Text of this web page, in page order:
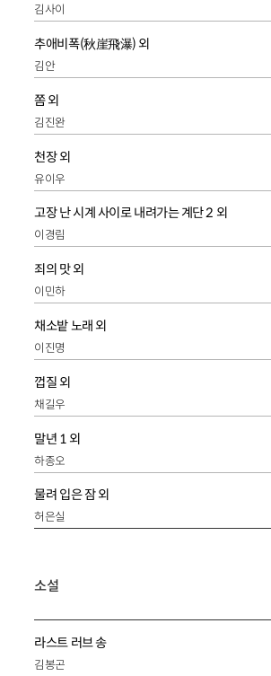
김사이
추애비폭(秋崖飛瀑) 외
김안
쫌 외
김진완
천장 외
유이우
고장 난 시계 사이로 내려가는 계단 2 외
이경림
죄의 맛 외
이민하
채소밭 노래 외
이진명
껍질 외
채길우
말년 1 외
하종오
물려 입은 잠 외
허은실
소설
라스트 러브 송
김봉곤